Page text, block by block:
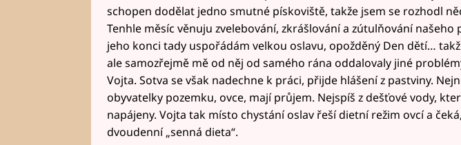
schopen dodělat jedno smutné pískoviště, takže jsem se rozhodl
Tenhle měsíc věnuju zvelebování, zkrášlování a zútulňování našeho
jeho konci tady uspořádám velkou oslavu, opožděný Den dětí…
ale samozřejmě mě od něj od samého rána oddalovaly jiné
Vojta. Sotva se však nadechne k práci, přijde hlášení z pastviny.
obyvatelky pozemku, ovce, mají průjem. Nejspíš z dešťové vody,
napájeny. Vojta tak místo chystání oslav řeší dietní režim ovcí a
dvoudenní „senná dieta“.